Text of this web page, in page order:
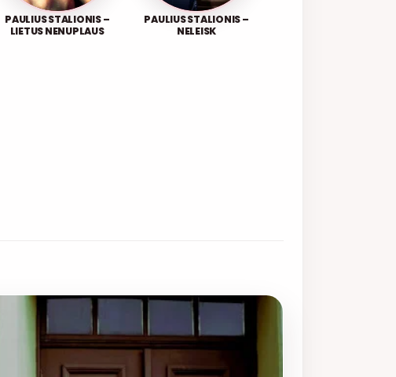
PAULIUS STALIONIS –
LIETUS NENUPLAUS
PAULIUS STALIONIS –
NELEISK